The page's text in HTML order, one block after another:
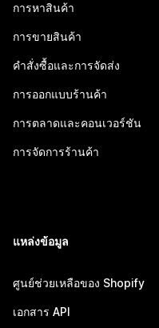
การหาสินค้า
การขายสินค้า
คำสั่งซื้อและการจัดส่ง
การออกแบบร้านค้า
การตลาดและคอนเวอร์ชัน
การจัดการร้านค้า
แหล่งข้อมูล
ศูนย์ช่วยเหลือของ Shopify
เอกสาร API